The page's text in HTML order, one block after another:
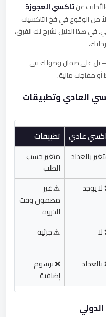
عنتاكسي العجوزة
الوقوع في فخ التاكسيات
في هذا الدليل نشرح لك الفرق،
— بل على ضمان وصولك في
مفاجآت مالية.
العادي وتطبيقات
عادي
تطبيقات
بالعداد
متغير حسب
الطلب
يوجد
⚠️ غير
مضمون وقت
الذروة
⚠️ جزئية
❌ برسوم
إضافية